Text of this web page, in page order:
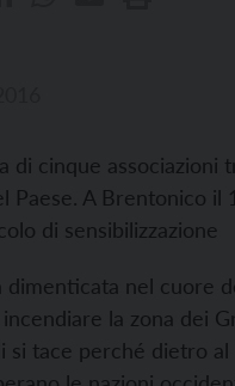
di cinque associazioni
Paese. A Brentonico il
di sensibilizzazione
dimenticata nel cuore
la zona dei
si tace perché dietro al